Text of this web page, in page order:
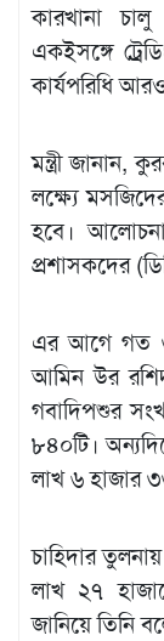
কারখানা
একইসঙ্গে
কার্যপরিধি
মন্ত্রী জানান,
লক্ষ্যে
হবে।
প্রশাসকদের
এর আগে গত ৩
আমিন উর
গবাদিপশুর
৮৪০টি।
লাখ ৬ হাজার
চাহিদার
লাখ ২৭
জানিয়ে তিনি